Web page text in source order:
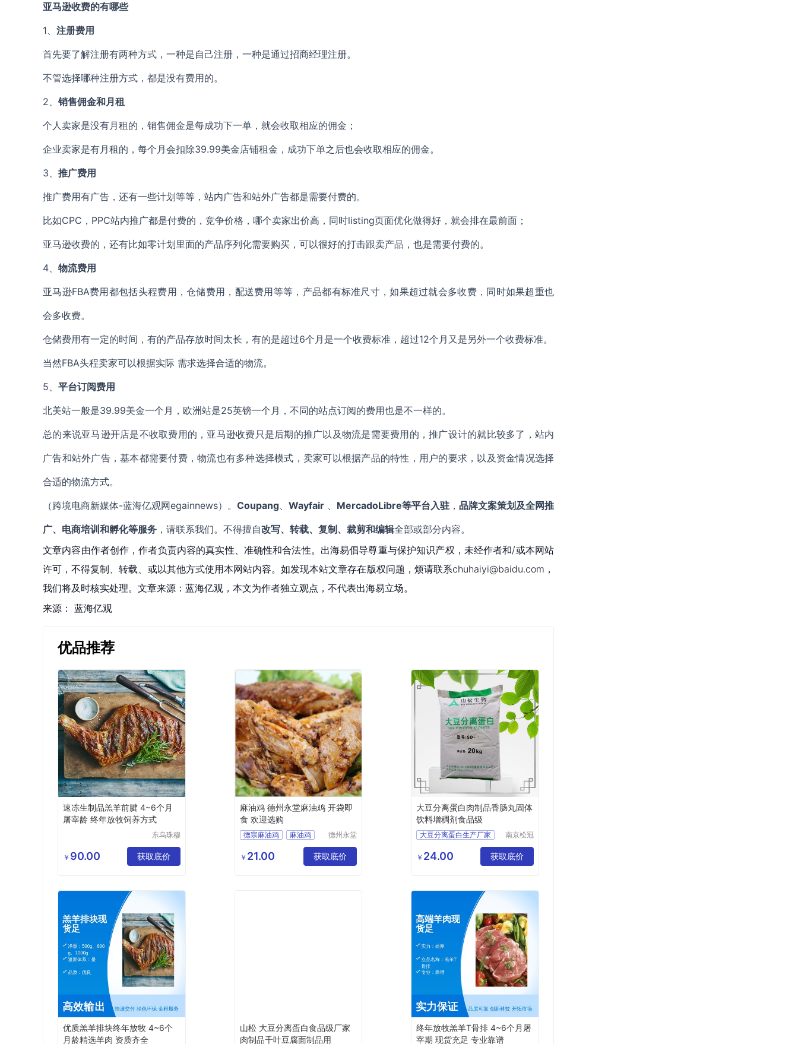
亚马逊收费的有哪些
1、 注册费用
首先要了解注册有两种方式，一种是自己注册，一种是通过招商经理注册。
不管选择哪种注册方式，都是没有费用的。
2、 销售佣金和月租
个人卖家是没有月租的，销售佣金是每成功下一单，就会收取相应的佣金；
企业卖家是有月租的，每个月会扣除39.99美金店铺租金，成功下单之后也会收取相应的佣金。
3、 推广费用
推广费用有广告，还有一些计划等等，站内广告和站外广告都是需要付费的。
比如CPC，PPC站内推广都是付费的，竞争价格，哪个卖家出价高，同时listing页面优化做得好，就会排在最前面；
亚马逊收费的，还有比如零计划里面的产品序列化需要购买，可以很好的打击跟卖产品，也是需要付费的。
4、 物流费用
亚马逊FBA费用都包括头程费用，仓储费用，配送费用等等，产品都有标准尺寸，如果超过就会多收费，同时如果超重也
会多收费。
仓储费用有一定的时间，有的产品存放时间太长，有的是超过6个月是一个收费标准，超过12个月又是另外一个收费标准。
当然FBA头程卖家可以根据实际 需求选择合适的物流。
5、 平台订阅费用
北美站一般是39.99美金一个月，欧洲站是25英镑一个月，不同的站点订阅的费用也是不一样的。
总的来说亚马逊开店是不收取费用的，亚马逊收费只是后期的推广以及物流是需要费用的，推广设计的就比较多了，站内
广告和站外广告，基本都需要付费，物流也有多种选择模式，卖家可以根据产品的特性，用户的要求，以及资金情况选择
合适的物流方式。
（跨境电商新媒体-蓝海亿观网egainnews）。 Coupang、 Wayfair 、 MercadoLibre等平台入驻 ， 品牌文案策划及全网推
广、电商培训和孵化等服务 ，请联系我们。不得擅自改写、转载、复制、裁剪和编辑全部或部分内容。
文章内容由作者创作，作者负责内容的真实性、准确性和合法性。出海易倡导尊重与保护知识产权，未经作者和/或本网站
许可，不得复制、转载、或以其他方式使用本网站内容。如发现本站文章存在版权问题，烦请联系chuhaiyi@baidu.com，
我们将及时核实处理。文章来源：蓝海亿观，本文为作者独立观点，不代表出海易立场。
来源： 蓝海亿观
优品推荐
速冻生制品羔羊前腱 4~6个月
屠宰龄 终年放牧饲养方式
东乌珠穆
商贸有限
公司
￥ 90.00 获取底价
麻油鸡 德州永堂麻油鸡 开袋即
食 欢迎选购
德宗麻油鸡
麻油鸡
德州永堂
公司
￥ 21.00 获取底价
大豆分离蛋白肉制品香肠丸固体
饮料增稠剂食品级
大豆分离蛋白生产厂家
增稠剂大豆分离蛋白
大豆分离蛋白用途
南京松冠
有限公司
￥ 24.00 获取底价
优质羔羊排块终年放牧 4~6个
月龄精选羊肉 资质齐全
山松 大豆分离蛋白食品级厂家
肉制品千叶豆腐面制品用
终年放牧羔羊T骨排 4~6个月屠
宰期 现货充足 专业靠谱